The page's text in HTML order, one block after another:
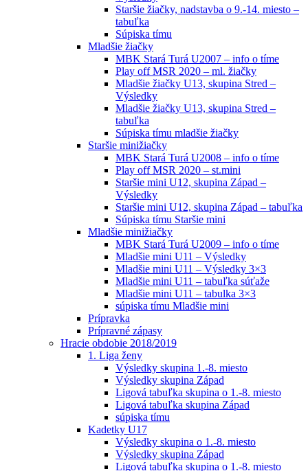
Staršie žiačky, nadstavba o 9.-14. miesto –
tabuľka
Súpiska tímu
Mladšie žiačky
MBK Stará Turá U2007 – info o tíme
Play off MSR 2020 – ml. žiačky
Mladšie žiačky U13, skupina Stred –
Výsledky
Mladšie žiačky U13, skupina Stred –
tabuľka
Súpiska tímu mladšie žiačky
Staršie minižiačky
MBK Stará Turá U2008 – info o tíme
Play off MSR 2020 – st.mini
Staršie mini U12, skupina Západ –
Výsledky
Staršie mini U12, skupina Západ – tabuľka
Súpiska tímu Staršie mini
Mladšie minižiačky
MBK Stará Turá U2009 – info o tíme
Mladšie mini U11 – Výsledky
Mladšie mini U11 – Výsledky 3×3
Mladšie mini U11 – tabuľka súťaže
Mladšie mini U11 – tabulka 3×3
súpiska tímu Mladšie mini
Prípravka
Prípravné zápasy
Hracie obdobie 2018/2019
1. Liga ženy
Výsledky skupina 1.-8. miesto
Výsledky skupina Západ
Ligová tabuľka skupina o 1.-8. miesto
Ligová tabuľka skupina Západ
súpiska tímu
Kadetky U17
Výsledky skupina o 1.-8. miesto
Výsledky skupina Západ
Ligová tabuľka skupina o 1.-8. miesto